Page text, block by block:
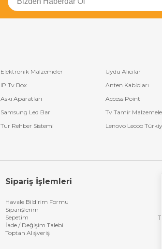
Elektronik Malzemeler Uydu Alıcılar
IP Tv Box Anten Kabloları
Askı Aparatları Access Point
Samsung Led Bar Tv Tamir
Tur Rehber Sistemi Lenovo Lecoo
Sipariş İşlemleri
Havale Bildirim Formu
Siparişlerim
Sepetim
İade / Değişim Talebi
Toptan Alışveriş